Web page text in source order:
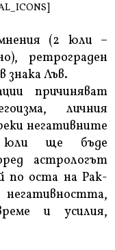
(2 юли –
ретрограден
знака Лъв.
причиняват
личния
негативните
юли ще бъде
астрологът
по оста на Рак-
и усилия,